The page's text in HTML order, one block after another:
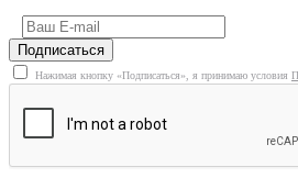
Нажимая кнопку «Подписаться», я принимаю условия